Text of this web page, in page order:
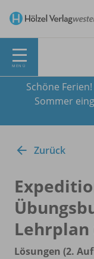
MENÜ
Schöne
Sommer
Zurück
Lehrplan
Lösungen (2.